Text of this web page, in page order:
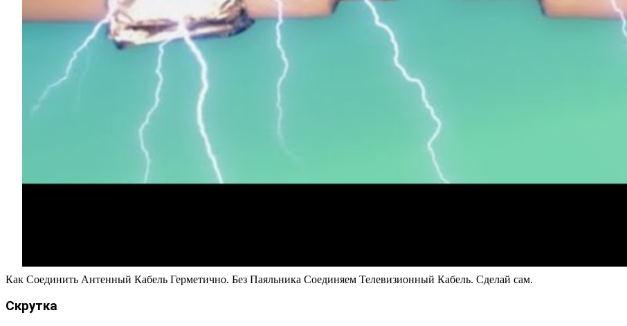
Как Соединить Антенный Кабель Герметично. Без Паяльника Соединяем Телевизионный Кабель. Сделай сам.
Скрутка